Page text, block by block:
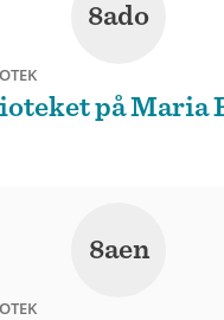
8ado
på Maria
8aen